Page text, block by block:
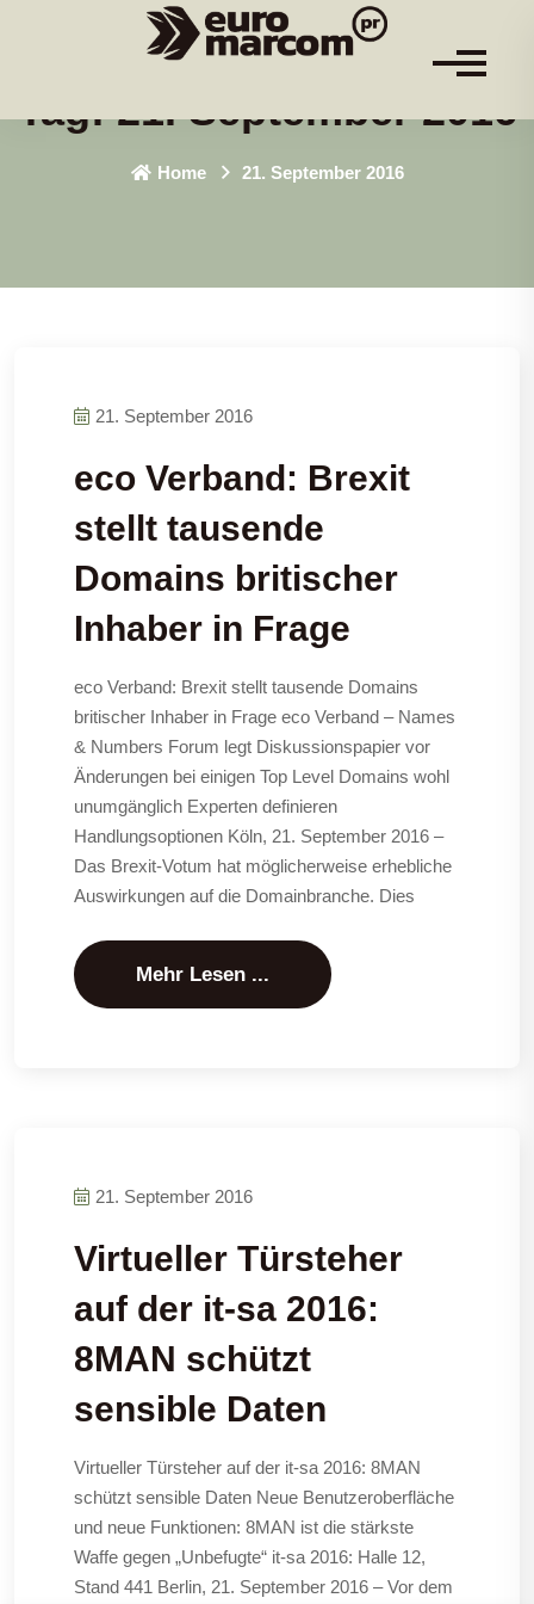
Tag:21. September 2016
Home 21. September 2016
21. September 2016
eco Verband: Brexit
stellt tausende
Domains britischer
Inhaber in Frage
eco Verband: Brexit stellt tausende Domains
britischer Inhaber in Frage eco Verband – Names
& Numbers Forum legt Diskussionspapier vor
Änderungen bei einigen Top Level Domains wohl
unumgänglich Experten definieren
Handlungsoptionen Köln, 21. September 2016 –
Das Brexit-Votum hat möglicherweise erhebliche
Auswirkungen auf die Domainbranche. Dies
Mehr Lesen ...
21. September 2016
Virtueller Türsteher
auf der it-sa 2016:
8MAN schützt
sensible Daten
Virtueller Türsteher auf der it-sa 2016: 8MAN
schützt sensible Daten Neue Benutzeroberfläche
und neue Funktionen: 8MAN ist die stärkste
Waffe gegen „Unbefugte“ it-sa 2016: Halle 12,
Stand 441 Berlin, 21. September 2016 – Vor dem